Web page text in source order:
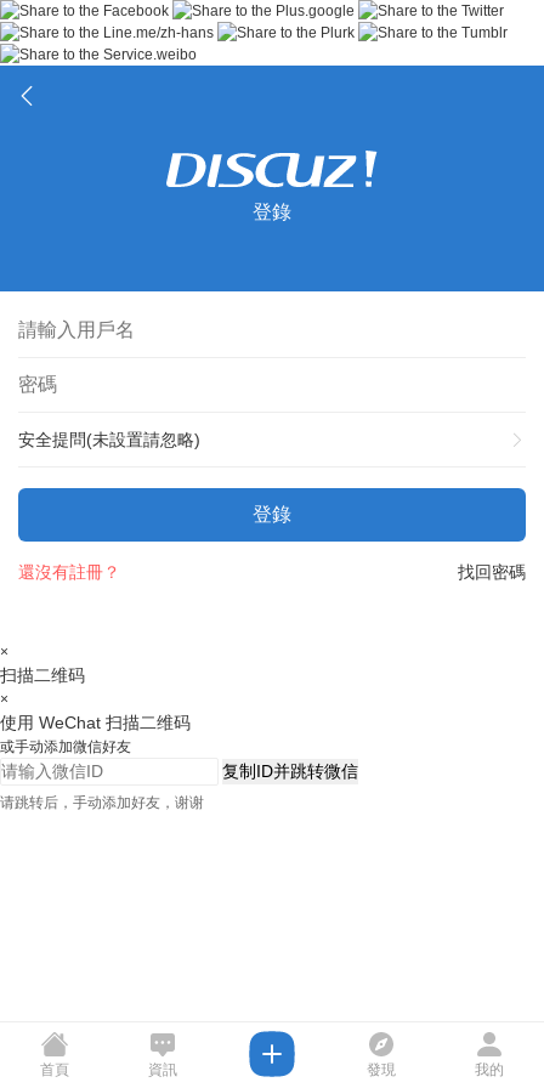
登錄
安全提問(未設置請忽略)
登錄
找回密碼
還沒有註冊？
×
扫描二维码
×
使用 WeChat 扫描二维码
或手动添加微信好友
复制ID并跳转微信
请跳转后，手动添加好友，谢谢
首頁 資訊 發現 我的